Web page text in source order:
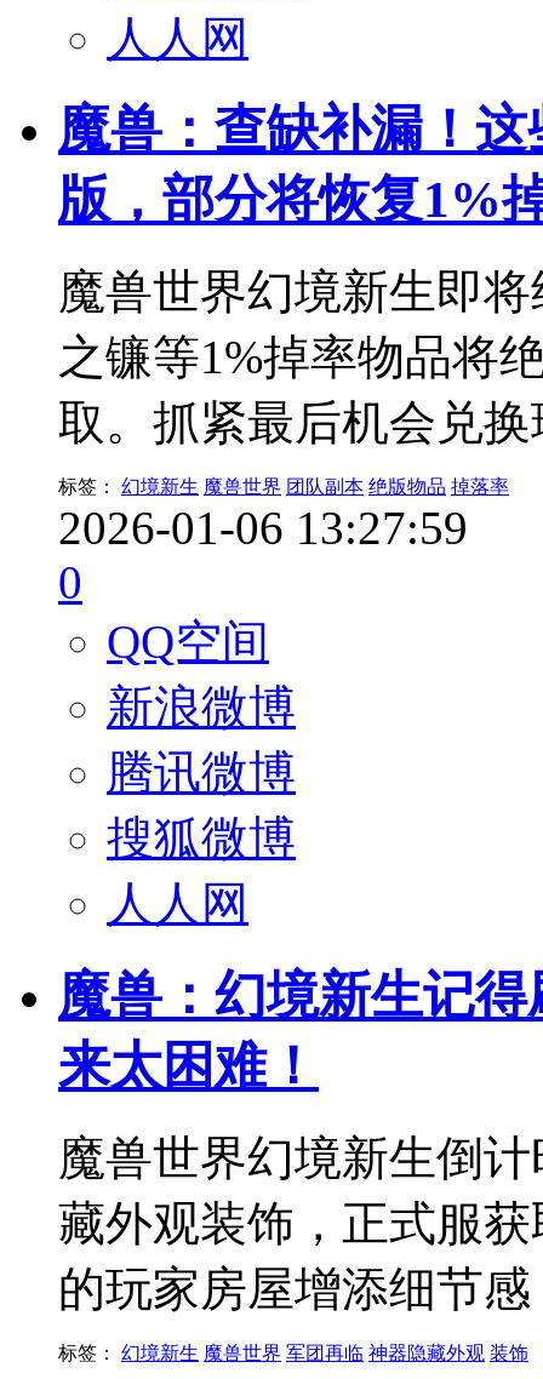
人人网
魔兽：查缺补漏！
版，部分将恢复1%
魔兽世界幻境新生即
之镰等1%掉率物品将
取。抓紧最后机会兑
标签： 幻境新生 魔兽世界 团队副本 绝版物品 掉落率
2026-01-06 13:27:59
0
QQ空间
新浪微博
腾讯微博
搜狐微博
人人网
魔兽：幻境新生记
来太困难！
魔兽世界幻境新生倒
藏外观装饰，正式服
的玩家房屋增添细节
标签： 幻境新生 魔兽世界 军团再临 神器隐藏外观 装饰